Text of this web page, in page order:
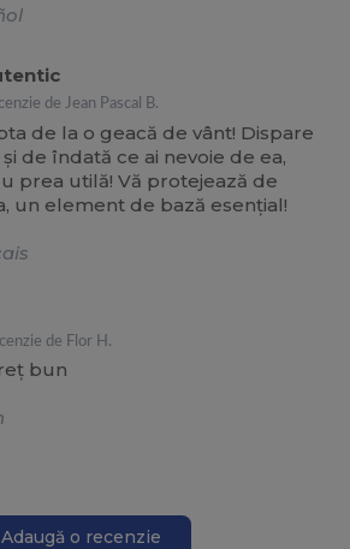
de Jean Pascal B.
de la o geacă de vânt! Dispare
de îndată ce ai nevoie de ea,
prea utilă! Vă protejează de
un element de bază esențial!
de Flor H.
bun
Adaugă o recenzie